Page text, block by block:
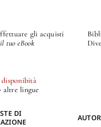
gli acquisti
tuo eBook
altre lingue
DI